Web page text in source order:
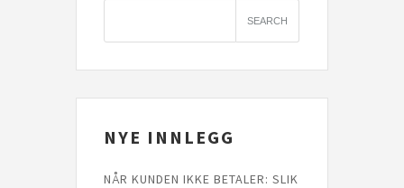
NYE INNLEGG
NÅR KUNDEN IKKE BETALER: SLIK